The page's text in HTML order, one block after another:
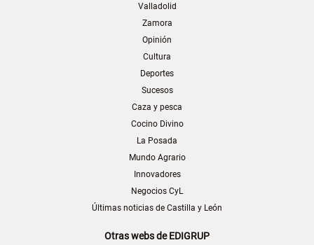
Valladolid
Zamora
Opinión
Cultura
Deportes
Sucesos
Caza y pesca
Cocino Divino
La Posada
Mundo Agrario
Innovadores
Negocios CyL
Últimas noticias de Castilla y León
Otras webs de EDIGRUP